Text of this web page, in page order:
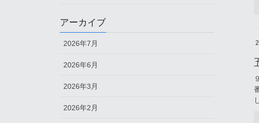
アーカイブ
2026年7月
2026年6月
2026年3月
2026年2月